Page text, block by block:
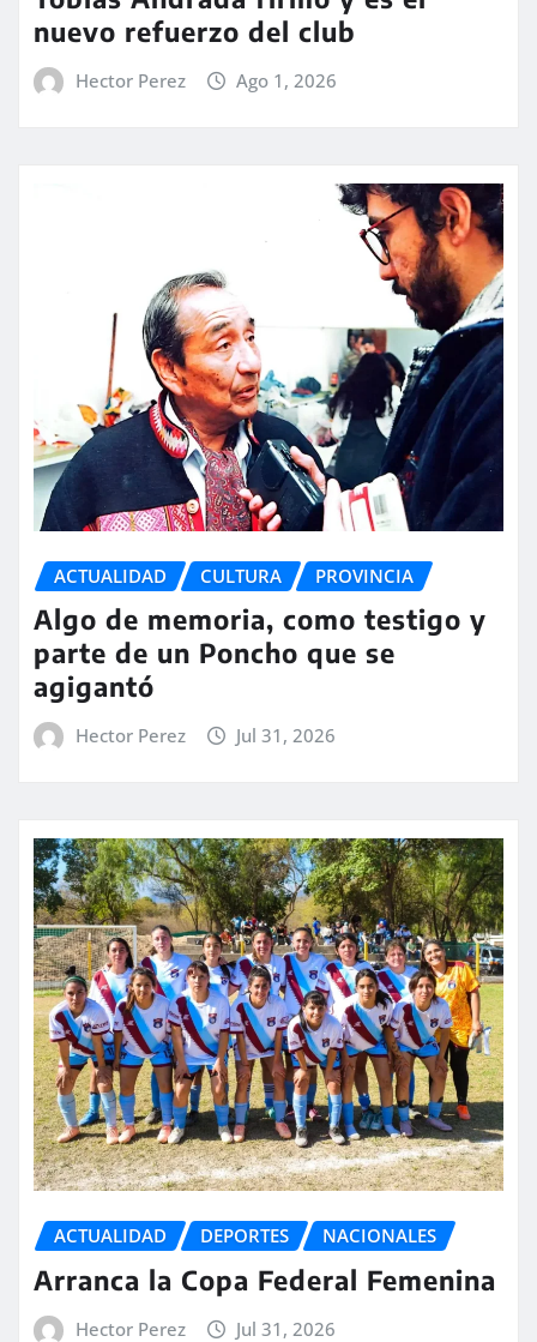
nuevo refuerzo del club
Hector Perez Ago 1, 2026
ACTUALIDAD CULTURA PROVINCIA
Algo de memoria, como testigo y
parte de un Poncho que se
agigantó
Hector Perez Jul 31, 2026
ACTUALIDAD DEPORTES NACIONALES
Arranca la Copa Federal Femenina
Hector Perez Jul 31, 2026